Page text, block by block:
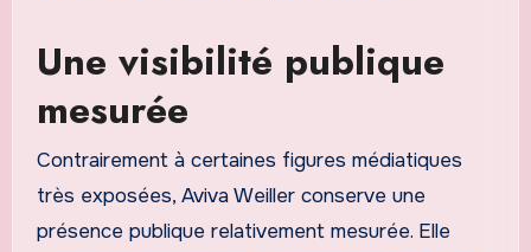
Une visibilité publique
mesurée
Contrairement à certaines figures médiatiques
très exposées, Aviva Weiller conserve une
présence publique relativement mesurée. Elle